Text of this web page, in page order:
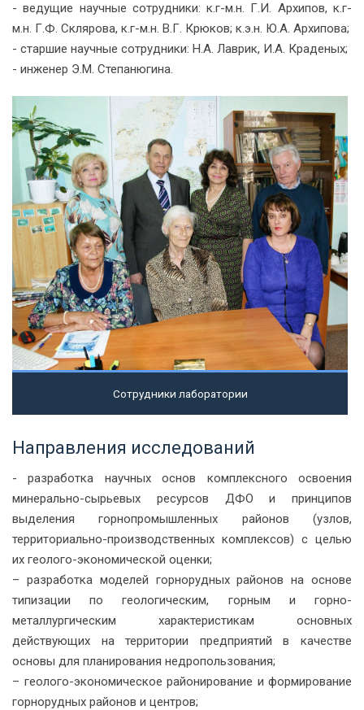
- ведущие научные сотрудники: к.г-м.н. Г.И. Архипов, к.г-
м.н. Г.Ф. Склярова, к.г-м.н. В.Г. Крюков; к.э.н. Ю.А. Архипова;
- старшие научные сотрудники: Н.А. Лаврик, И.А. Краденых;
- инженер Э.М. Степанюгина.
Сотрудники лаборатории
Посмотреть
Направления исследований
- разработка научных основ комплексного освоения
минерально-сырьевых ресурсов ДФО и принципов
выделения горнопромышленных районов (узлов,
территориально-производственных комплексов) с целью
их геолого-экономической оценки;
– разработка моделей горнорудных районов на основе
типизации по геологическим, горным и горно-
металлургическим характеристикам основных
действующих на территории предприятий в качестве
основы для планирования недропользования;
– геолого-экономическое районирование и формирование
горнорудных районов и центров;